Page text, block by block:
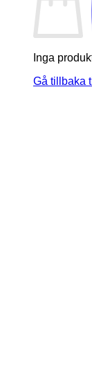
Inga
Gå tillbaka